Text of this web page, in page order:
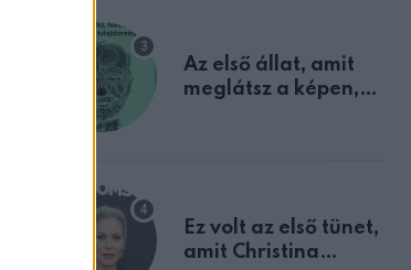
Az első állat, amit
meglátsz a képen,
Ez volt az első tünet,
amit Christina